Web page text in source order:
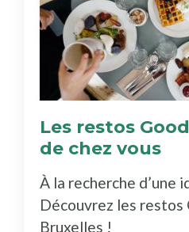
Les restos
de chez vous
À la recherche d’une
Découvrez les restos
Bruxelles !